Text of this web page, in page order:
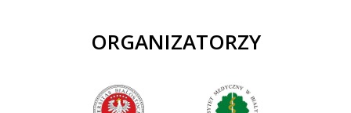
ORGANIZATORZY